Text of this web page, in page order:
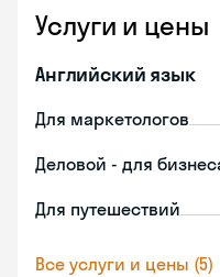
Услуги и цены
Английский язык
Для маркетологов
Деловой - для
Для путешествий
Все услуги и цены (5)